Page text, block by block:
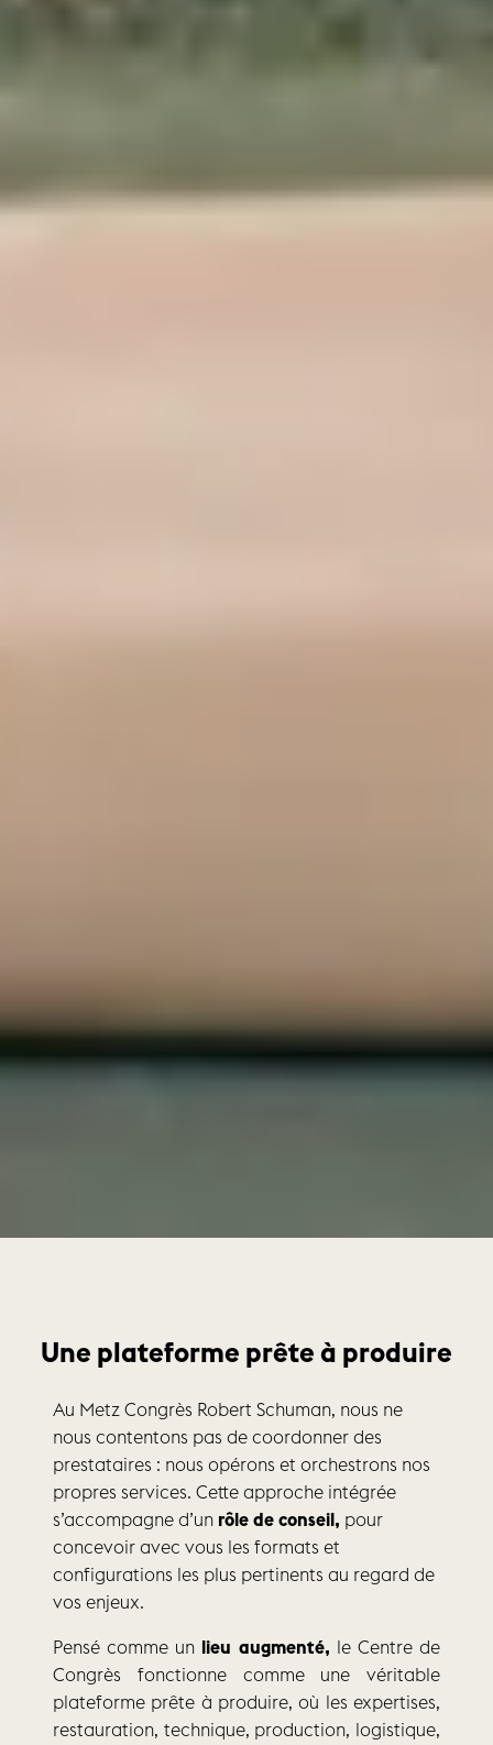
Une plateforme prête à produire
Au Metz Congrès Robert Schuman, nous ne
nous contentons pas de coordonner des
prestataires : nous opérons et orchestrons nos
propres services. Cette approche intégrée
s’accompagne d’un rôle de conseil, pour
concevoir avec vous les formats et
configurations les plus pertinents au regard de
vos enjeux.
Pensé comme un lieu augmenté, le Centre de
Congrès fonctionne comme une véritable
plateforme prête à produire, où les expertises,
restauration, technique, production, logistique,